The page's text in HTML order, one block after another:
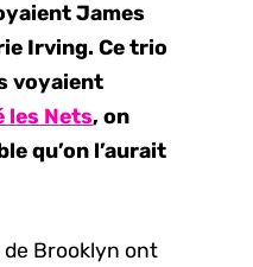
James
Irving. Ce trio
voyaient
les Nets, on
qu’on l’aurait
de Brooklyn ont